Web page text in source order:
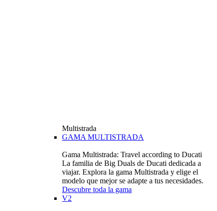
Multistrada
GAMA MULTISTRADA
Gama Multistrada: Travel according to Ducati
La familia de Big Duals de Ducati dedicada a
viajar. Explora la gama Multistrada y elige el
modelo que mejor se adapte a tus necesidades.
Descubre toda la gama
V2